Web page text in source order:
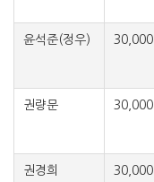
윤석준(정우) 30,000
권량문 30,000
권경희 30,000